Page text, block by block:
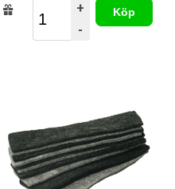
+
-
Köp